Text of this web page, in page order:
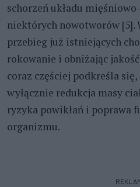
schorzeń układu
niektórych nowotworów [5].
przebieg już istniejących
rokowanie i obniżając
coraz częściej podkreśla
wyłącznie redukcja masy
ryzyka powikłań i poprawa
organizmu.